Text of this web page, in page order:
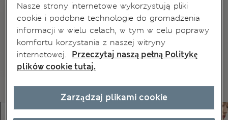
Nasze strony internetowe wykorzystują pliki
cookie i podobne technologie do gromadzenia
informacji w wielu celach, w tym w celu poprawy
komfortu korzystania z naszej witryny
internetowej.
Przeczytaj naszą pełną Politykę
plików cookie tutaj.
Zarządzaj plikami cookie